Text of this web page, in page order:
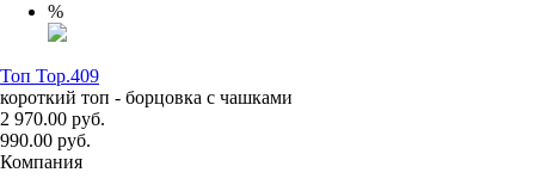
%
Топ Top.409
короткий топ - борцовка с чашками
2 970.00 руб.
990.00 руб.
Компания